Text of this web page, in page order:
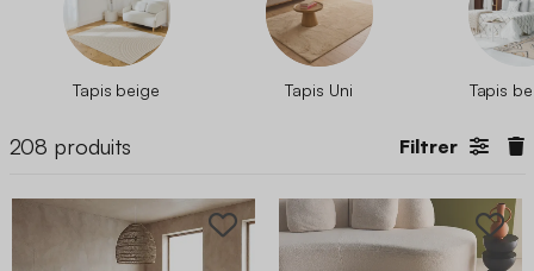
Tapis beige Tapis Uni Tapis
208 produits Filtrer